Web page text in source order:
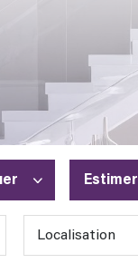
à l'année
Estimer